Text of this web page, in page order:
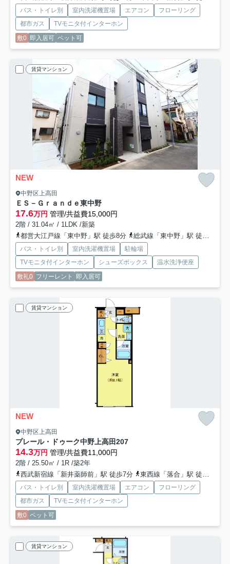
バス・トイレ別 室内洗濯機置場 エアコン
フローリング
都市ガス
TVモニタ付インターホン
敷0 即入居可 ペット可
賃貸マンション
NEW
中野区上高田
ＥＳ－Ｇｒａｎｄｅ東中野
17.6万円 管理/共益費15,000円
2階 / 31.04㎡ / 1LDK /新築
都営大江戸線「東中野」駅 徒歩8分
総武線「東中野」駅 徒歩9分
バス・トイレ別 室内洗濯機置場
駐輪場
TVモニタ付インターホン
シューズボックス
温水洗浄便座
敷礼0 フリーレント 即入居可
賃貸マンション
NEW
中野区上高田
プレール・ドゥーク中野上高田207
14.3万円 管理/共益費11,000円
2階 / 25.50㎡ / 1R /築2年
西武新宿線「新井薬師前」駅 徒歩7分
東西線「落合」駅 徒歩11分
バス・トイレ別 室内洗濯機置場 エアコン
フローリング
都市ガス
TVモニタ付インターホン
敷0 ペット可
賃貸マンション